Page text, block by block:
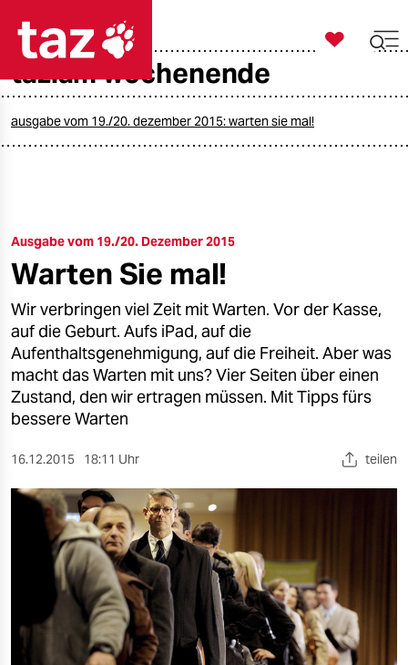
taz zahl ich
öko
gesellschaft
kultur
sport
berlin
nord
wahrheit
verlag
veranstaltungen
shop

taz zahl ich
taz.am wochenende
ausgabe vom 19./20. dezember 2015: warten sie mal!
Ausgabe vom 19./20. Dezember 2015
Warten Sie mal!
Wir verbringen viel Zeit mit Warten. Vor der Kasse,
auf die Geburt. Aufs iPad, auf die
Aufenthaltsgenehmigung, auf die Freiheit. Aber was
macht das Warten mit uns? Vier Seiten über einen
Zustand, den wir ertragen müssen. Mit Tipps fürs
bessere Warten
16.12.2015 18:11 Uhr teilen